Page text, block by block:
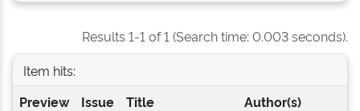
Results 1-1 of 1 (Search time: 0.003 seconds).
Item hits:
Preview
Issue
Title Author(s)